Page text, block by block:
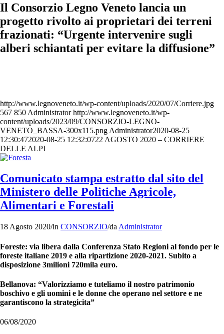
Il Consorzio Legno Veneto lancia un
progetto rivolto ai proprietari dei terreni
frazionati: “Urgente intervenire sugli
alberi schiantati per evitare la diffusione”
http://www.legnoveneto.it/wp-content/uploads/2020/07/Corriere.jpg
567 850 Administrator http://www.legnoveneto.it/wp-
content/uploads/2023/09/CONSORZIO-LEGNO-
VENETO_BASSA-300x115.png Administrator2020-08-25
12:30:472020-08-25 12:32:0722 AGOSTO 2020 – CORRIERE
DELLE ALPI
Comunicato stampa estratto dal sito del
Ministero delle Politiche Agricole,
Alimentari e Forestali
18 Agosto 2020/in CONSORZIO/da Administrator
Foreste: via libera dalla Conferenza Stato Regioni al fondo per le
foreste italiane 2019 e alla ripartizione 2020-2021. Subito a
disposizione 3milioni 720mila euro.
Bellanova: “Valorizziamo e tuteliamo il nostro patrimonio
boschivo e gli uomini e le donne che operano nel settore e ne
garantiscono la strategicita”
06/08/2020